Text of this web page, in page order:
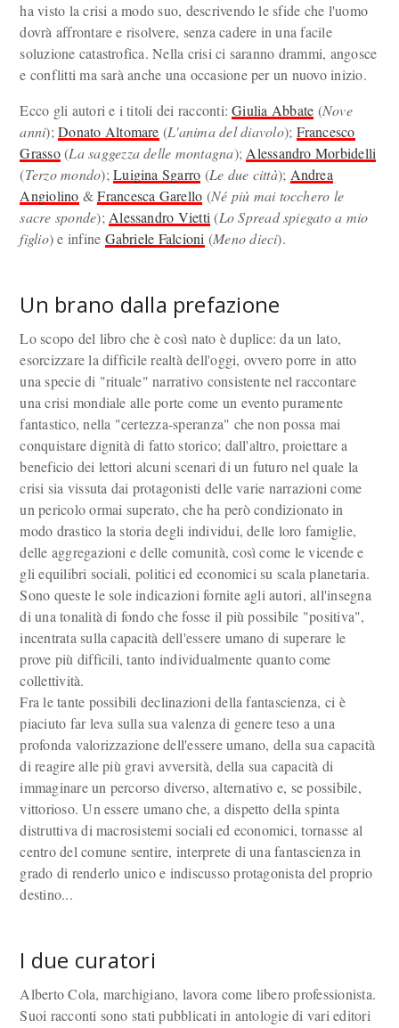
ha visto la crisi a modo suo, descrivendo le sfide che l'uomo
dovrà affrontare e risolvere, senza cadere in una facile
soluzione catastrofica. Nella crisi ci saranno drammi, angosce
e conflitti ma sarà anche una occasione per un nuovo inizio.
Ecco gli autori e i titoli dei racconti:Giulia Abbate (Nove
anni);Donato Altomare (L'anima del diavolo); Francesco
Grasso(La saggezza delle montagna); Alessandro Morbidelli
(Terzo mondo);Luigina Sgarro (Le due città); Andrea
Angiolino &Francesca Garello (Né più mai tocchero le
sacre sponde); Alessandro Vietti (Lo Spread spiegato a mio
figlio) e infine Gabriele Falcioni (Meno dieci).
Un brano dalla prefazione
Lo scopo del libro che è così nato è duplice: da un lato,
esorcizzare la difficile realtà dell'oggi, ovvero porre in atto
una specie di "rituale" narrativo consistente nel raccontare
una crisi mondiale alle porte come un evento puramente
fantastico, nella "certezza-speranza" che non possa mai
conquistare dignità di fatto storico; dall'altro, proiettare a
beneficio dei lettori alcuni scenari di un futuro nel quale la
crisi sia vissuta dai protagonisti delle varie narrazioni come
un pericolo ormai superato, che ha però condizionato in
modo drastico la storia degli individui, delle loro famiglie,
delle aggregazioni e delle comunità, così come le vicende e
gli equilibri sociali, politici ed economici su scala planetaria.
Sono queste le sole indicazioni fornite agli autori, all'insegna
di una tonalità di fondo che fosse il più possibile "positiva",
incentrata sulla capacità dell'essere umano di superare le
prove più difficili, tanto individualmente quanto come
collettività.
Fra le tante possibili declinazioni della fantascienza, ci è
piaciuto far leva sulla sua valenza di genere teso a una
profonda valorizzazione dell'essere umano, della sua capacità
di reagire alle più gravi avversità, della sua capacità di
immaginare un percorso diverso, alternativo e, se possibile,
vittorioso. Un essere umano che, a dispetto della spinta
distruttiva di macrosistemi sociali ed economici, tornasse al
centro del comune sentire, interprete di una fantascienza in
grado di renderlo unico e indiscusso protagonista del proprio
destino...
I due curatori
Alberto Cola, marchigiano, lavora come libero professionista.
Suoi racconti sono stati pubblicati in antologie di vari editori